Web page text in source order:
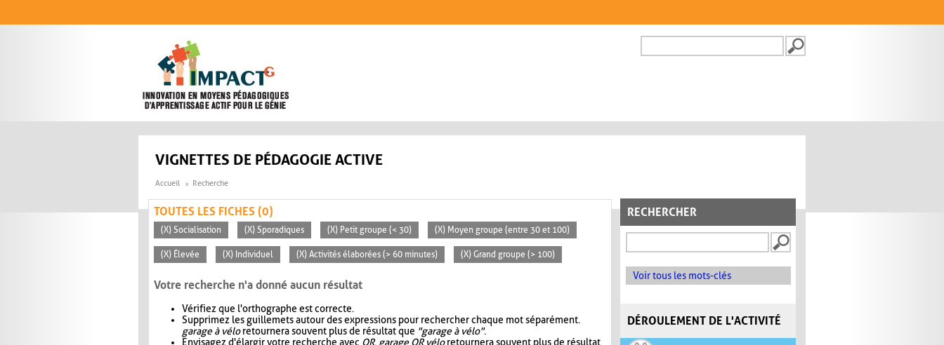
FORMULAIRE DE
VIGNETTES DE PÉDAGOGIE ACTIVE
Accueil Recherche
RECHERCHER
Voir tous les mots-clés
DÉROULEMENT DE L'ACTIVITÉ
TOUTES LES FICHES (0)
(X) Socialisation (X) Sporadiques (X) Petit groupe (< 30) (X) Moyen groupe (entre 30 et 100)
(X) Élevée (X) Individuel (X) Activités élaborées (> 60 minutes) (X) Grand groupe (> 100)
Votre recherche n'a donné aucun résultat
Vérifiez que l'orthographe est correcte.
Supprimez les guillemets autour des expressions pour rechercher chaque mot séparément.
garage à véloretournera souvent plus de résultat que "garage à vélo".
Envisagez d'élargir votre recherche avec OR. garage OR véloretournera souvent plus de résultat